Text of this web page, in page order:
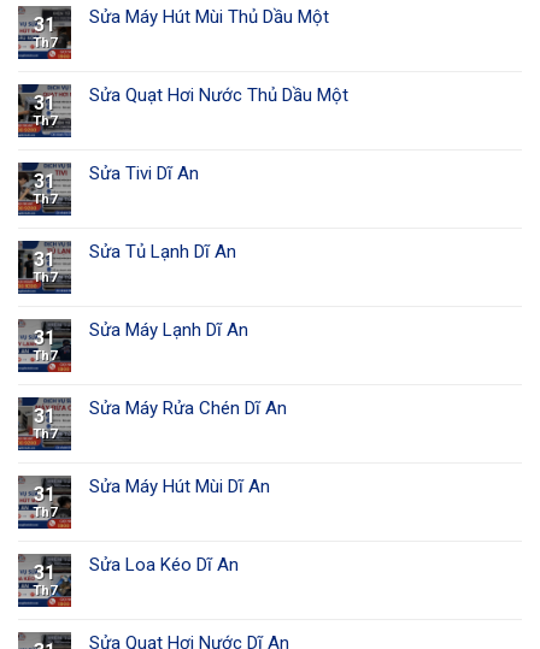
31
Th7
Sửa Máy Hút Mùi Thủ Dầu Một
31
Th7
Sửa Quạt Hơi Nước Thủ Dầu Một
31
Th7
Sửa Tivi Dĩ An
31
Th7
Sửa Tủ Lạnh Dĩ An
31
Th7
Sửa Máy Lạnh Dĩ An
31
Th7
Sửa Máy Rửa Chén Dĩ An
31
Th7
Sửa Máy Hút Mùi Dĩ An
31
Th7
Sửa Loa Kéo Dĩ An
Sửa Quạt Hơi Nước Dĩ An